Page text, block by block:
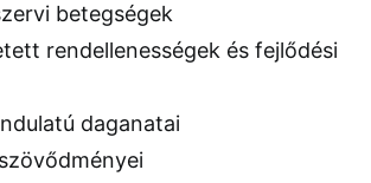
betegségek
rendellenességek és fejlődési
daganatai